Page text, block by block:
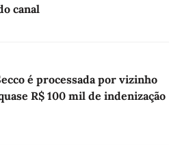
canal
é processada por vizinho
R$ 100 mil de indenização